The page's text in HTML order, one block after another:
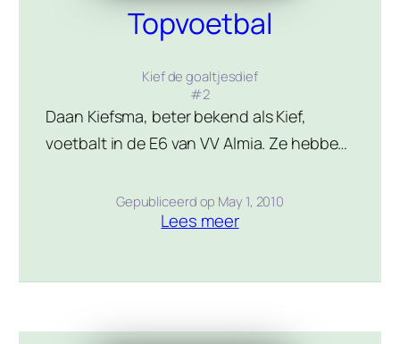
Topvoetbal
Kief de goaltjesdief
#2
Daan Kiefsma, beter bekend als Kief,
voetbalt in de E6 van VV Almia. Ze hebben
competitie al gewonnen als de grote
concurrent voor het kampioenschap de
werd de E6 getraind […]
Gepubliceerd op May 1, 2010
Lees meer